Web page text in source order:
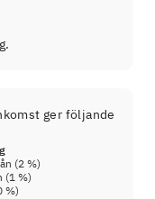
ger följande
(2 %)
(1 %)
%)